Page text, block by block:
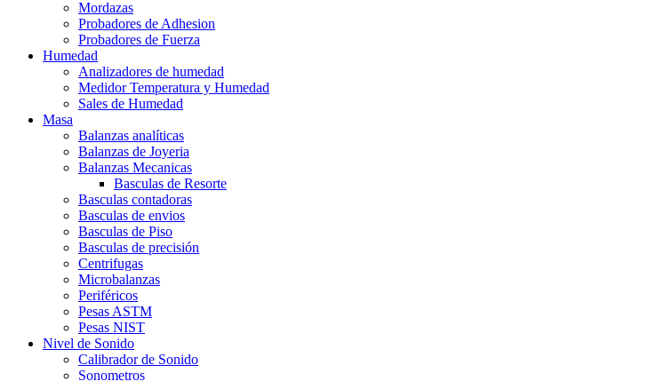
Mordazas
Probadores de Adhesion
Probadores de Fuerza
Humedad
Analizadores de humedad
Medidor Temperatura y Humedad
Sales de Humedad
Masa
Balanzas analíticas
Balanzas de Joyeria
Balanzas Mecanicas
Basculas de Resorte
Basculas contadoras
Basculas de envios
Basculas de Piso
Basculas de precisión
Centrifugas
Microbalanzas
Periféricos
Pesas ASTM
Pesas NIST
Nivel de Sonido
Calibrador de Sonido
Sonometros